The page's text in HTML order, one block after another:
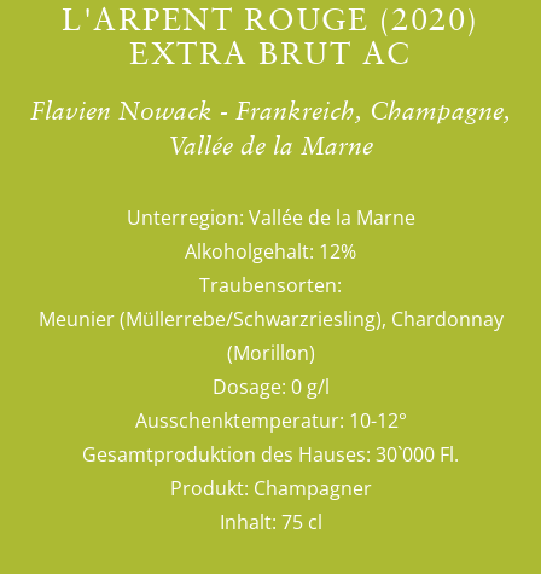
L'ARPENT ROUGE (2020)
EXTRA BRUT AC
Flavien Nowack - Frankreich, Champagne,
Vallée de la Marne
Unterregion: Vallée de la Marne
Alkoholgehalt: 12%
Traubensorten:
Meunier (Müllerrebe/Schwarzriesling), Chardonnay
(Morillon)
Dosage: 0 g/l
Ausschenktemperatur: 10-12°
Gesamtproduktion des Hauses: 30`000 Fl.
Produkt: Champagner
Inhalt: 75 cl